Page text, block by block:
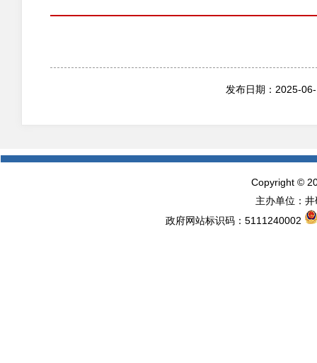
发布日期：2025-
Copyright ©
主办单位：
政府网站标识码：5111240002